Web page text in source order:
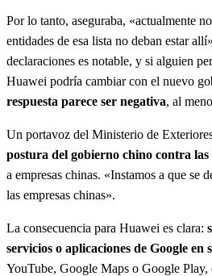
Por lo tanto, aseguraba, «actualmente
entidades de esa lista no deban estar
declaraciones es notable, y si alguien
Huawei podría cambiar con el nuevo
respuesta parece ser negativa, al
Un portavoz del Ministerio de
postura del gobierno chino contra las
a empresas chinas. «Instamos a que se
las empresas chinas».
La consecuencia para Huawei es clara:
servicios o aplicaciones de Google en
YouTube, Google Maps o Google